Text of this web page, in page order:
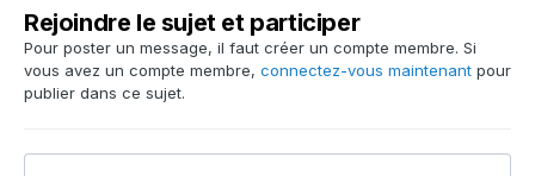
Rejoindre le sujet et participer
Pour poster un message, il faut créer un compte membre. Si
vous avez un compte membre, connectez-vous maintenant pour
publier dans ce sujet.